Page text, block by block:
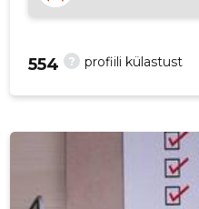
? profiili külastust
554